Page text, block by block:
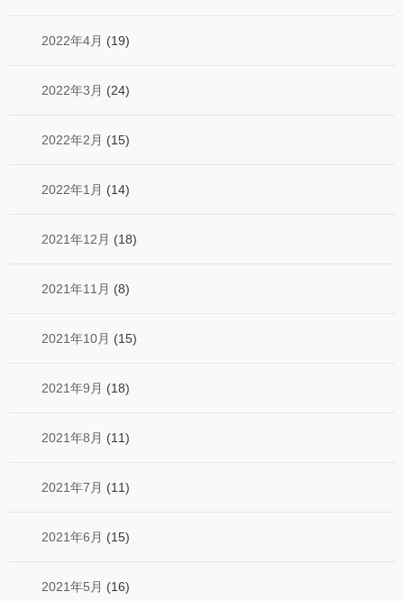
2022年4月 (19)
2022年3月 (24)
2022年2月 (15)
2022年1月 (14)
2021年12月 (18)
2021年11月 (8)
2021年10月 (15)
2021年9月 (18)
2021年8月 (11)
2021年7月 (11)
2021年6月 (15)
2021年5月 (16)